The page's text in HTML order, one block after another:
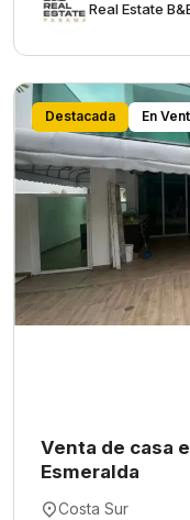
Rеаl Еstаtе
Destacada En
Venta de casa
Esmeralda
Costa Sur